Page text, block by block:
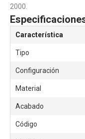
2000.
Característica
Tipo
Configuración
Material
Acabado
Código